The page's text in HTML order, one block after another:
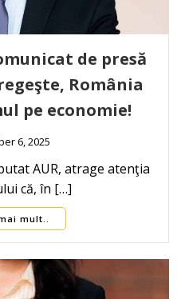
de presă
România
pe economie!
6, 2025
AUR, atrage atenţia
că, în […]
mult..